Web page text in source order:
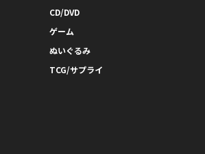
CD/DVD
ゲーム
ぬいぐるみ
TCG/サプライ